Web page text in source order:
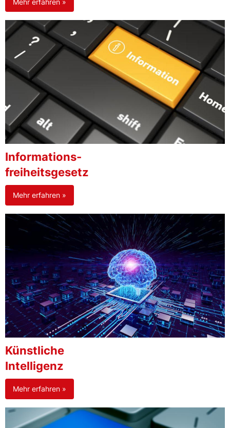
Informations-
freiheitsgesetz
Mehr erfahren »
Künstliche
Intelligenz
Mehr erfahren »